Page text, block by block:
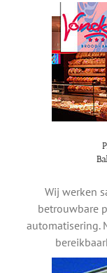
Wij werken
betrouwbare
automatisering.